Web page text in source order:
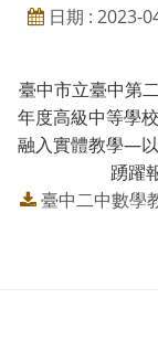
日期 : 2023-
臺中市立臺中第
年度高級中等學
融入實體教學—
踴躍
臺中二中數學